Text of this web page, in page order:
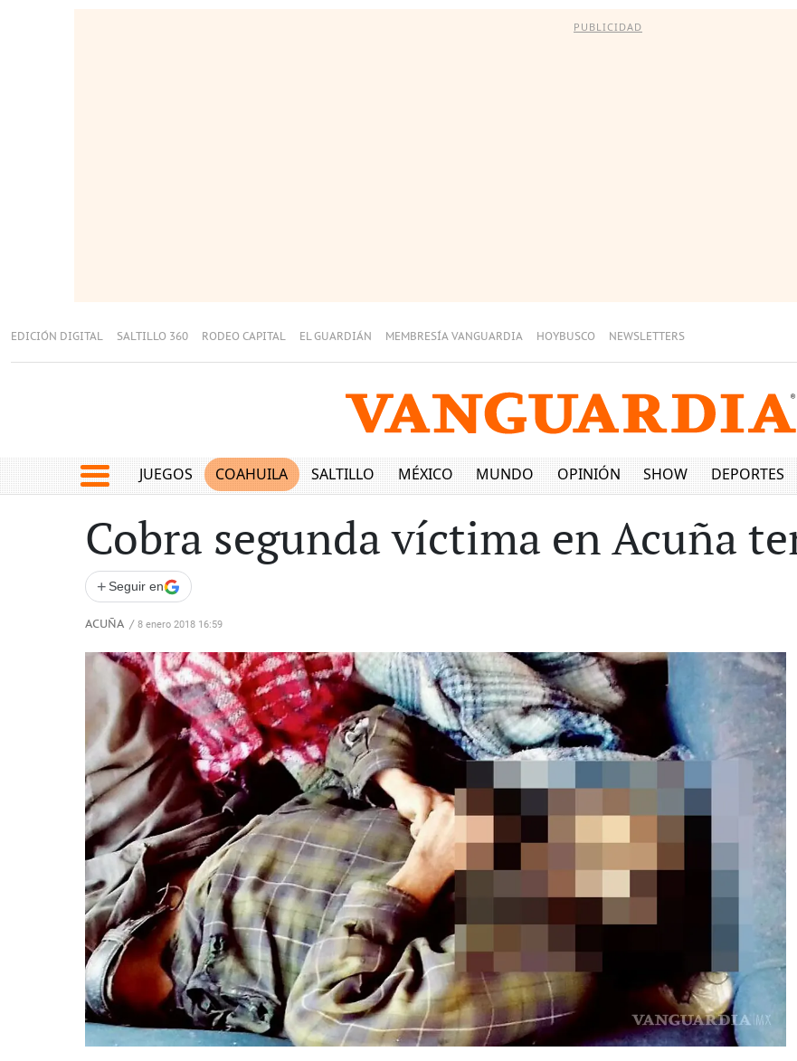
PUBLICIDAD
EDICIÓN DIGITAL SALTILLO 360 RODEO CAPITAL EL GUARDIÁN MEMBRESÍA VANGUARDIA HOYBUSCO NEWSLETTERS
JUEGOS COAHUILA SALTILLO MÉXICO MUNDO OPINIÓN SHOW DEPORTES
Cobra segunda víctima en Acuña
+ Seguir en
ACUÑA / 8 enero 2018 16:59